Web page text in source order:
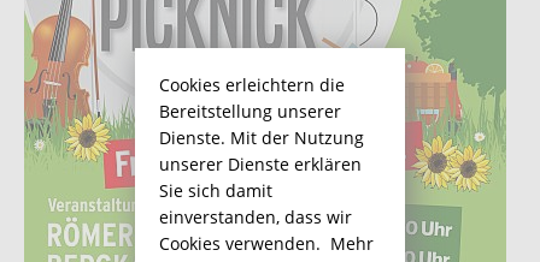
Cookies erleichtern die
Bereitstellung unserer
Dienste. Mit der Nutzung
unserer Dienste erklären
Sie sich damit
einverstanden, dass wir
Cookies verwenden. Mehr